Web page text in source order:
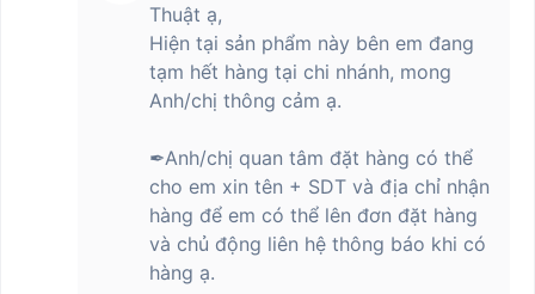
Dolby Atmos
Cảm biến vân tay (trên màn hình)
Mở khóa bằng khuôn mặt AI
Gemini, khoanh vùng tìm kiếm, phiên
dịch AI, ghi chú AI, ghi âm AI, phụ
đề AI
Đánh giá chi tiết các đặc điểm của điện
thoại Xiaomi Redmi Note 14 Pro+ 5G
Thuật ạ,
Hiện tại sản phẩm này bên em đang
tạm hết hàng tại chi nhánh, mong
Anh/chị thông cảm ạ.
✒Anh/chị quan tâm đặt hàng có thể
cho em xin tên + SDT và địa chỉ nhận
hàng để em có thể lên đơn đặt hàng
và chủ động liên hệ thông báo khi có
hàng ạ.